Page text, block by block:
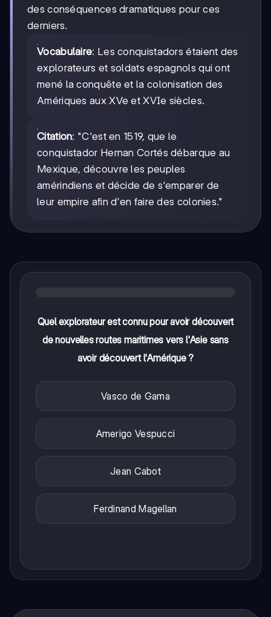
des conséquences dramatiques pour ces
derniers.
Vocabulaire: Les conquistadors étaient des
explorateurs et soldats espagnols qui ont
mené la conquête et la colonisation des
Amériques aux XVe et XVIe siècles.
Citation: "C'est en 1519, que le
conquistador Hernan Cortés débarque au
Mexique, découvre les peuples
amérindiens et décide de s'emparer de
leur empire afin d'en faire des colonies."
Quel explorateur est connu pour avoir découvert
de nouvelles routes maritimes vers l'Asie sans
avoir découvert l'Amérique ?
Vasco de Gama
Amerigo Vespucci
Jean Cabot
Ferdinand Magellan